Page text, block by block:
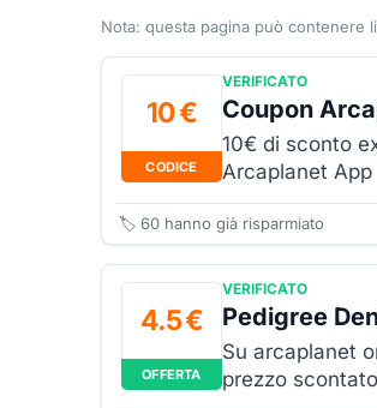
Nota: questa pagina può contenere
10 €
CODICE
VERIFICATO
Coupon
10€ di sconto
Arcaplanet App
🏷️ 60 hanno già risparmiato
4.5 €
OFFERTA
VERIFICATO
Pedigree
Su arcaplanet
prezzo